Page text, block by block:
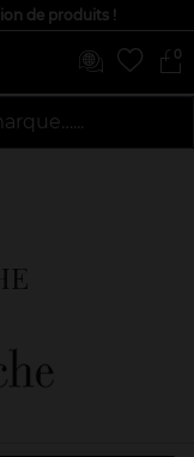
de produits !
0